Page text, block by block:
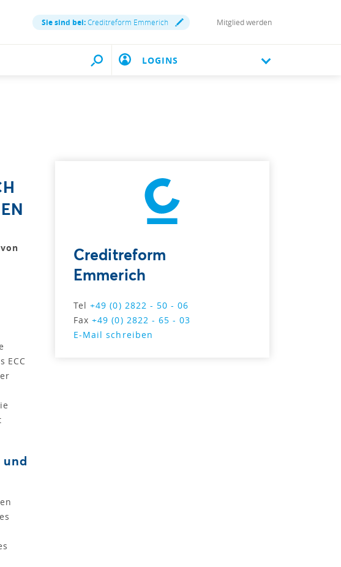
Sie sind bei:Creditreform Emmerich Mitglied werden
LOGINS
ECC
Creditreform
Emmerich
Tel+49 (0) 2822 - 50 - 06
Fax+49 (0) 2822 - 65 - 03
E-Mail schreiben